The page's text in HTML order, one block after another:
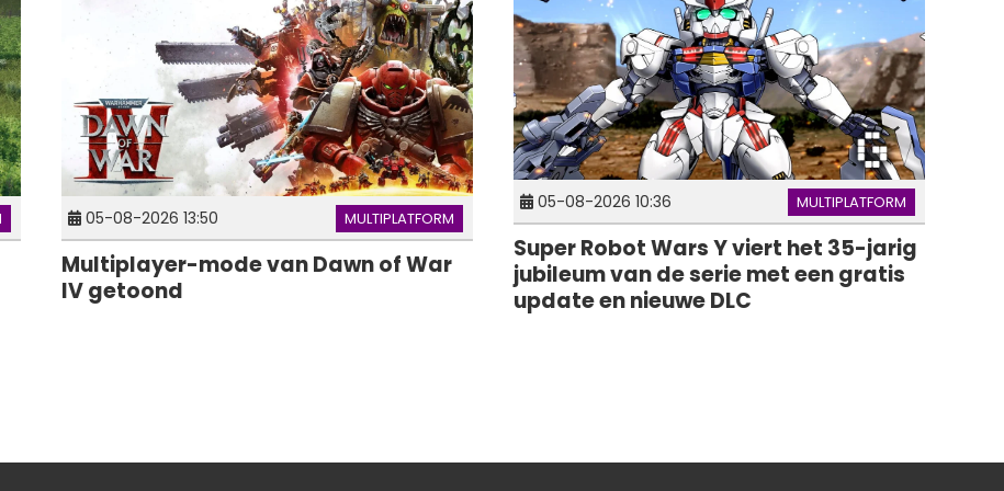
05-08-2026 13:50 MULTIPLATFORM
Multiplayer-mode van Dawn of War
IV getoond
05-08-2026 10:36 MULTIPLATFORM
Super Robot Wars Y viert het 35-jarig
jubileum van de serie met een gratis
update en nieuwe DLC